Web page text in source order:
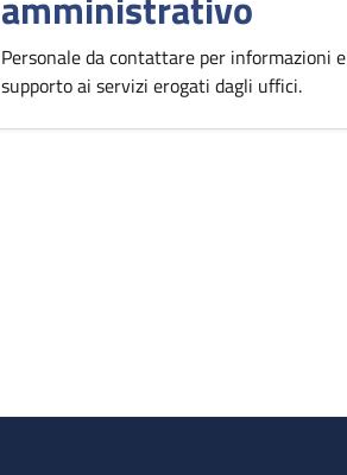
Personale da contattare per informazioni e
supporto ai servizi erogati dagli uffici.